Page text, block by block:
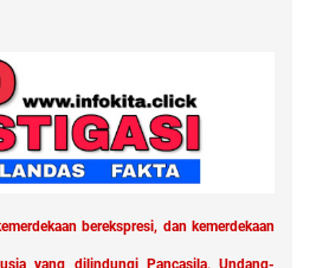
berekspresi, dan kemerdekaan
yang dilindungi Pancasila, Undang-